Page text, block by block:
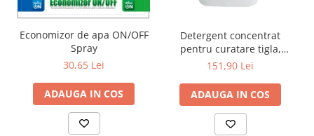
Economizor de apa ON/OFF
Spray
30,65 Lei
ADAUGA IN COS
Detergent concentrat
pentru curatare tigla,
acoperis si terase, 5 L
151,90 Lei
ADAUGA IN COS